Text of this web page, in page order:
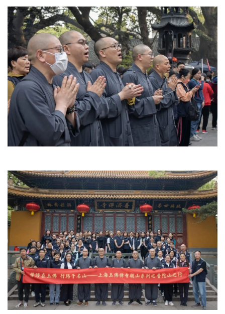
点
僧
音
高
僧
访
谈
心
乐
专
题
公
益
慈
善
佛
教